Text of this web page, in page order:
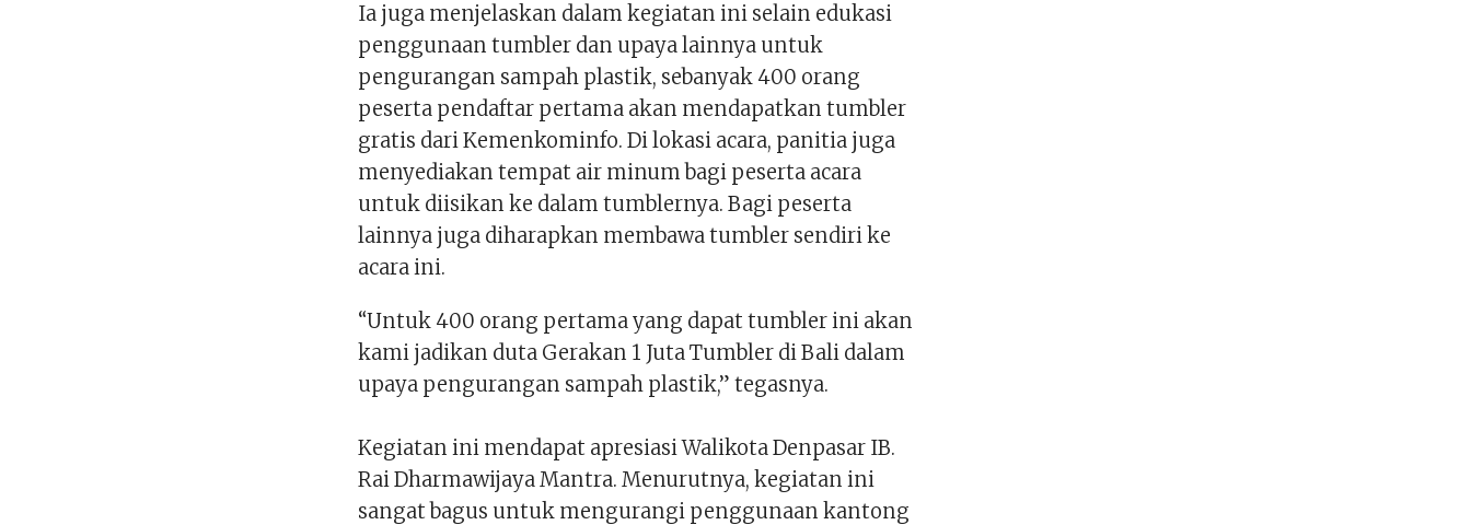
Ia juga menjelaskan dalam kegiatan ini selain edukasi
penggunaan tumbler dan upaya lainnya untuk
pengurangan sampah plastik, sebanyak 400 orang
peserta pendaftar pertama akan mendapatkan tumbler
gratis dari Kemenkominfo. Di lokasi acara, panitia juga
menyediakan tempat air minum bagi peserta acara
untuk diisikan ke dalam tumblernya. Bagi peserta
lainnya juga diharapkan membawa tumbler sendiri ke
acara ini.
“Untuk 400 orang pertama yang dapat tumbler ini akan
kami jadikan duta Gerakan 1 Juta Tumbler di Bali dalam
upaya pengurangan sampah plastik,” tegasnya.
Kegiatan ini mendapat apresiasi Walikota Denpasar IB.
Rai Dharmawijaya Mantra. Menurutnya, kegiatan ini
sangat bagus untuk mengurangi penggunaan kantong